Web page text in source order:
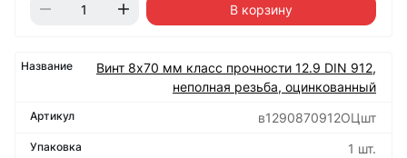
В корзину
Винт 8х70 мм класс прочности 12.9 DIN 912,
неполная резьба, оцинкованный
в1290870912ОЦшт
1 шт.